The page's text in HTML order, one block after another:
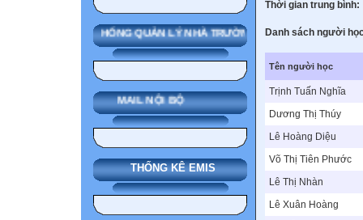
SMAS HỆ THỐNG QUẢN LÝ NHÀ TRƯỜNG
MAIL NỘI BỘ
THỐNG KÊ EMIS
Thời gian trung bình:
Danh sách người
Tên người học
Trịnh Tuấn Nghĩa
Dương Thị Thúy
Lê Hoàng Diệu
Võ Thị Tiên Phước
Lê Thị Nhàn
Lê Xuân Hoàng